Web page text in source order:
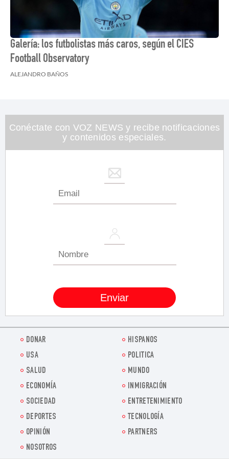
Galería: los futbolistas más caros, según el CIES
Football Observatory
ALEJANDRO BAÑOS
Conéctate con VOZ NEWS y recibe notificaciones
y contenidos especiales.
DONAR
HISPANOS
USA
POLITICA
SALUD
MUNDO
ECONOMÍA
INMIGRACIÓN
SOCIEDAD
ENTRETENIMIENTO
DEPORTES
TECNOLOGÍA
OPINIÓN
PARTNERS
NOSOTROS